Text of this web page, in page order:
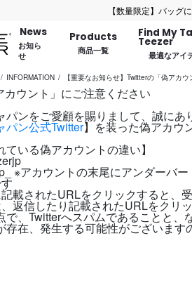
【数量限定】バッグにつけ
News
お知ら
せ
Products
商品一覧
Find My
Teezer
最適なアイ
INFORMATION 【重要なお知らせ】Twitterの「偽アカ
カウント」にご注意ください
ンをご愛顧を賜りまして、誠にあ
パン公式Twitter】を装った偽アカウ
いる偽アカウントの違い】
※アカウントの末尾にアンダーバー
載されたURLをクリックすると、
返信したり記載されたURLをクリ
、Twitterへスパムであることと、
在、発生する可能性がございま